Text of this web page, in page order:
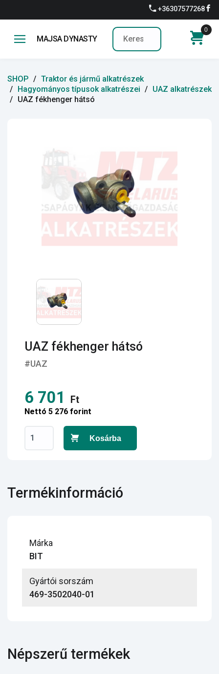
+36307577268
MAJSA DYNASTY
0
SHOP
Traktor és jármű alkatrészek
Hagyományos típusok alkatrészei
UAZ alkatrészek
UAZ fékhenger hátsó
UAZ fékhenger hátsó
#UAZ
6 701 Ft
Nettó 5 276 forint
Kosárba
Termékinformáció
Márka
BIT
Gyártói sorszám
469-3502040-01
Népszerű termékek